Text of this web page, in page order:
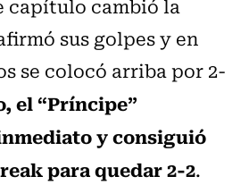
capítulo cambió la
sus golpes y en
se colocó arriba por 2-
el “Príncipe”
y consiguió
para quedar 2-2.